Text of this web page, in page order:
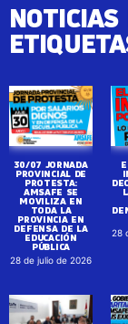
30/07 JORNADA
PROVINCIAL DE
PROTESTA:
AMSAFE SE
MOVILIZA EN
TODA LA
PROVINCIA EN
DEFENSA DE LA
EDUCACIÓN
PÚBLICA
28 de julio de 2026
28